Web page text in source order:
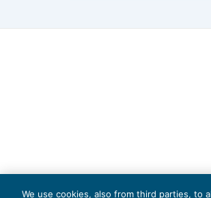
We use cookies, also from third parties, to